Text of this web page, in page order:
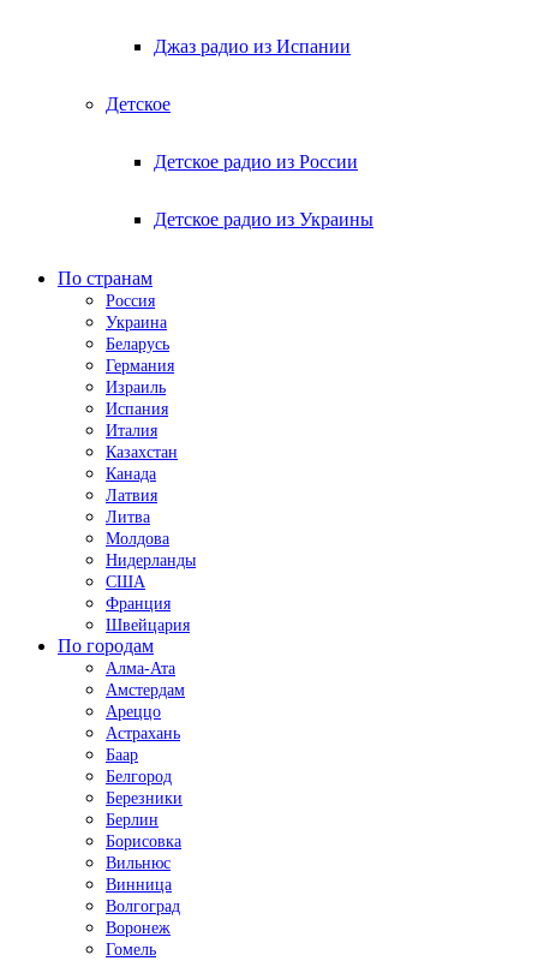
Джаз радио из Испании
Детское
Детское радио из России
Детское радио из Украины
По странам
Россия
Украина
Беларусь
Германия
Израиль
Испания
Италия
Казахстан
Канада
Латвия
Литва
Молдова
Нидерланды
США
Франция
Швейцария
По городам
Алма-Ата
Амстердам
Ареццо
Астрахань
Баар
Белгород
Березники
Берлин
Борисовка
Вильнюс
Винница
Волгоград
Воронеж
Гомель